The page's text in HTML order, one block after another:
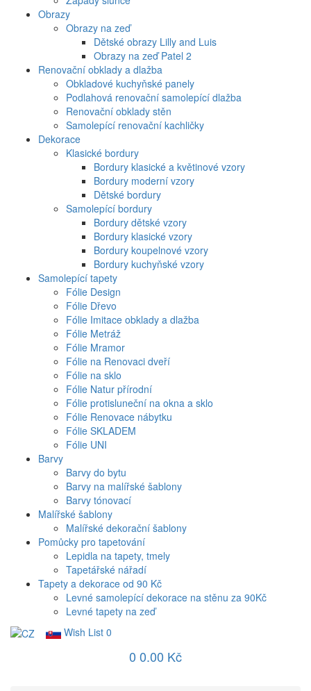
Obrazy
Obrazy na zeď
Dětské obrazy Lilly and Luis
Obrazy na zeď Patel 2
Renovační obklady a dlažba
Obkladové kuchyňské panely
Podlahová renovační samolepící dlažba
Renovační obklady stěn
Samolepící renovační kachličky
Dekorace
Klasické bordury
Bordury klasické a květinové vzory
Bordury moderní vzory
Dětské bordury
Samolepící bordury
Bordury dětské vzory
Bordury klasické vzory
Bordury koupelnové vzory
Bordury kuchyňské vzory
Samolepící tapety
Fólie Design
Fólie Dřevo
Fólie Imitace obklady a dlažba
Fólie Metráž
Fólie Mramor
Fólie na Renovaci dveří
Fólie na sklo
Fólie Natur přírodní
Fólie protisluneční na okna a sklo
Fólie Renovace nábytku
Fólie SKLADEM
Fólie UNI
Barvy
Barvy do bytu
Barvy na malířské šablony
Barvy tónovací
Malířské šablony
Malířské dekorační šablony
Pomůcky pro tapetování
Lepidla na tapety, tmely
Tapetářské nářadí
Tapety a dekorace od 90 Kč
Levné samolepící dekorace na stěnu za 90Kč
Levné tapety na zeď
Wish List 0
0 0.00 Kč